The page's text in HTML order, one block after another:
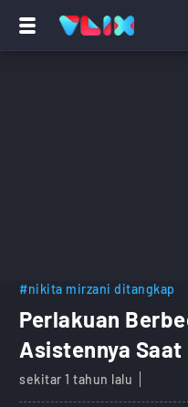
#nikita mirzani ditangkap
Perlakuan
Asistennya
sekitar 1 tahun lalu